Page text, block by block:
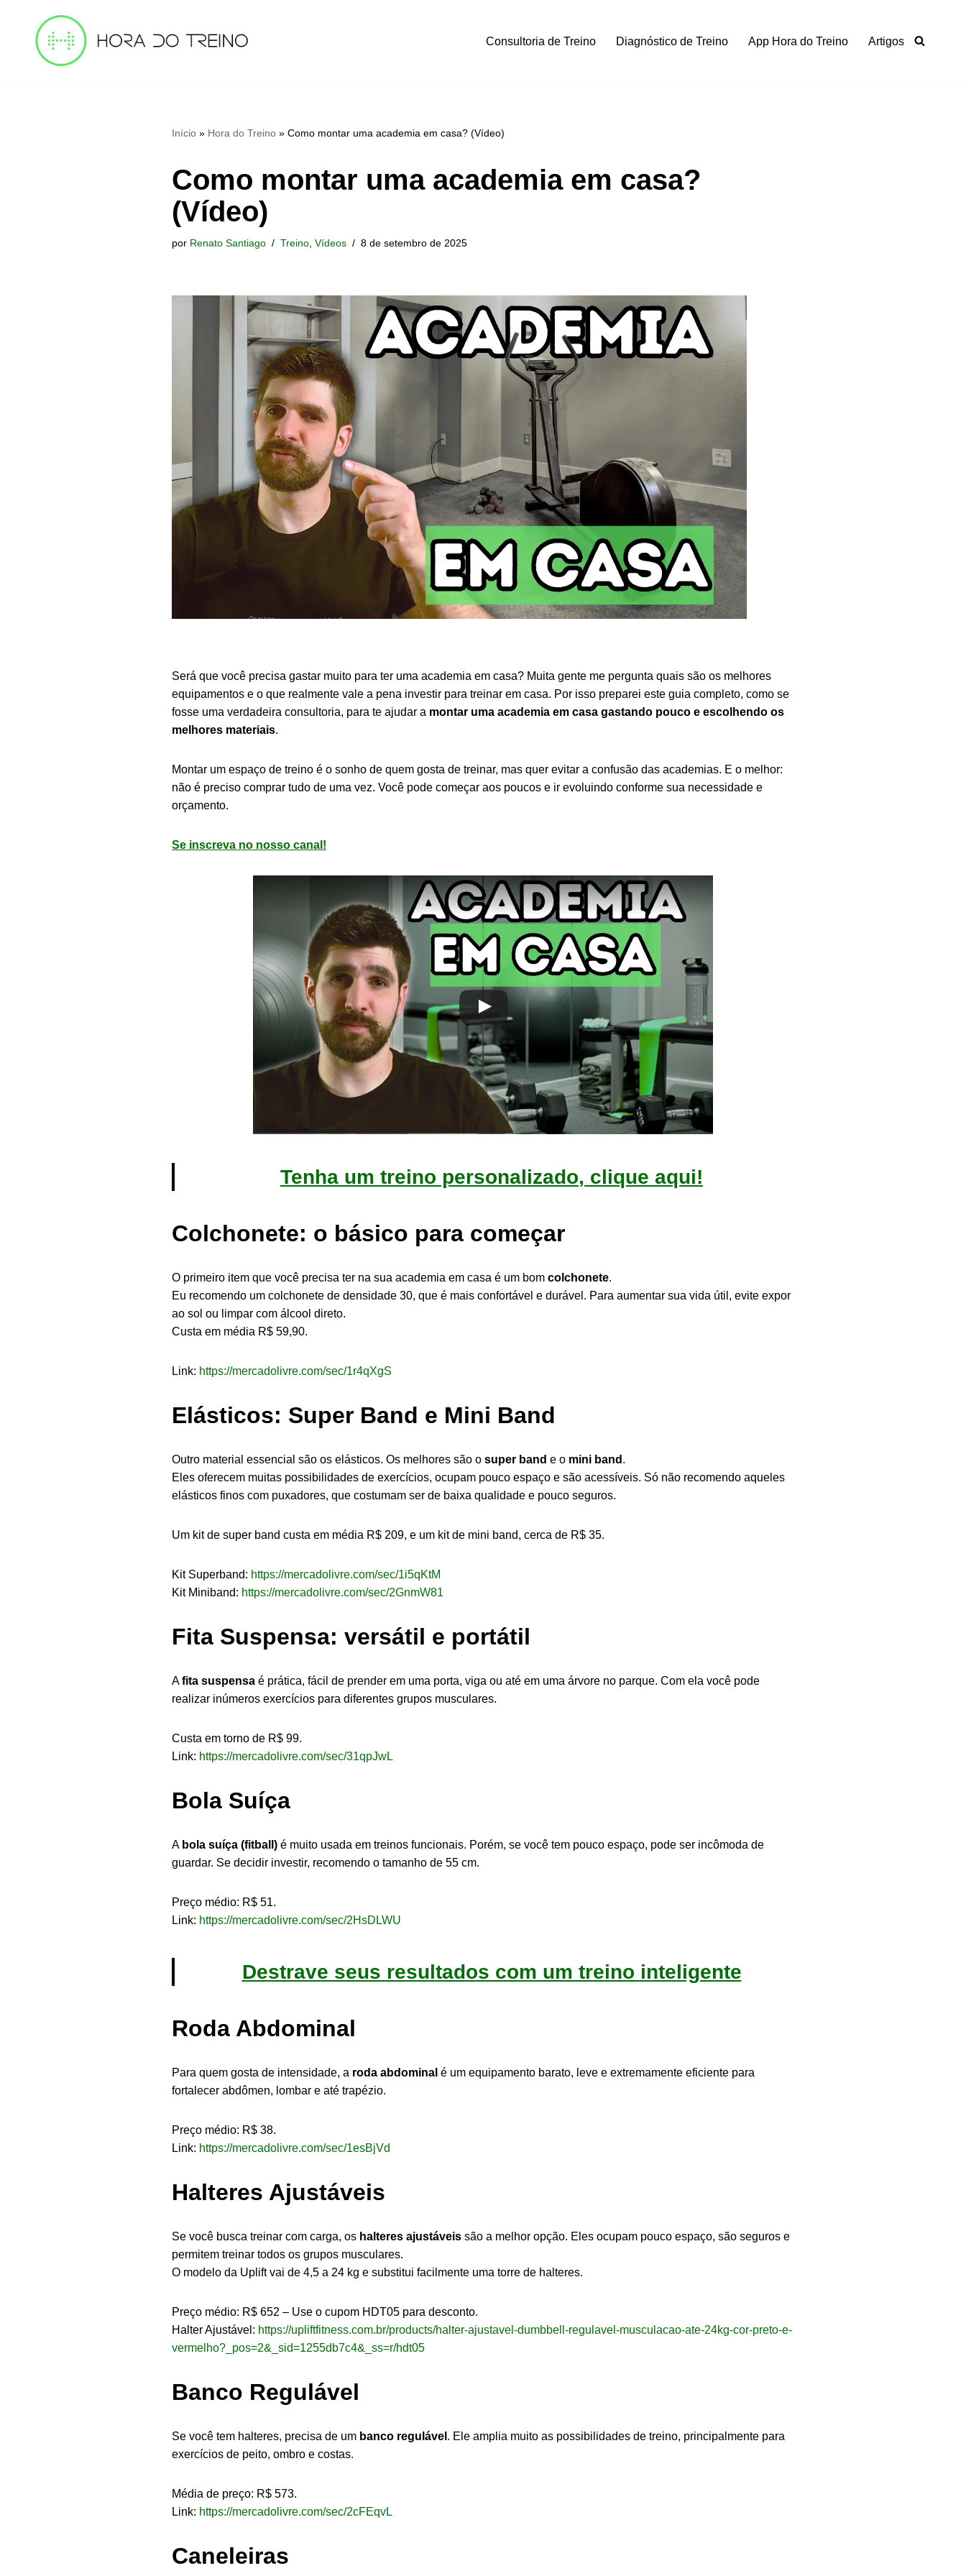
Pular
Consultoria de Treino Diagnóstico de Treino App Hora do Treino Artigos
Início » Hora do Treino » Como montar uma academia em casa? (Vídeo)
Como montar uma academia em casa?
(Vídeo)
por Renato Santiago Treino, Vídeos 8 de setembro de 2025
Será que você precisa gastar muito para ter uma academia em casa? Muita gente me pergunta quais são os melhores
equipamentos e o que realmente vale a pena investir para treinar em casa. Por isso preparei este guia completo, como se
fosse uma verdadeira consultoria, para te ajudar a montar uma academia em casa gastando pouco e escolhendo os
melhores materiais.
Montar um espaço de treino é o sonho de quem gosta de treinar, mas quer evitar a confusão das academias. E o melhor:
não é preciso comprar tudo de uma vez. Você pode começar aos poucos e ir evoluindo conforme sua necessidade e
orçamento.
Se inscreva no nosso canal!
Tenha um treino personalizado, clique aqui!
Colchonete: o básico para começar
O primeiro item que você precisa ter na sua academia em casa é um bom colchonete.
Eu recomendo um colchonete de densidade 30, que é mais confortável e durável. Para aumentar sua vida útil, evite expor
ao sol ou limpar com álcool direto.
Custa em média R$ 59,90.
Link: https://mercadolivre.com/sec/1r4qXgS
Elásticos: Super Band e Mini Band
Outro material essencial são os elásticos. Os melhores são o super band e o mini band .
Eles oferecem muitas possibilidades de exercícios, ocupam pouco espaço e são acessíveis. Só não recomendo aqueles
elásticos finos com puxadores, que costumam ser de baixa qualidade e pouco seguros.
Um kit de super band custa em média R$ 209, e um kit de mini band, cerca de R$ 35.
Kit Superband: https://mercadolivre.com/sec/1i5qKtM
Kit Miniband: https://mercadolivre.com/sec/2GnmW81
Fita Suspensa: versátil e portátil
Afita suspensa é prática, fácil de prender em uma porta, viga ou até em uma árvore no parque. Com ela você pode
realizar inúmeros exercícios para diferentes grupos musculares.
Custa em torno de R$ 99.
Link: https://mercadolivre.com/sec/31qpJwL
Bola Suíça
A bola suíça (fitball) é muito usada em treinos funcionais. Porém, se você tem pouco espaço, pode ser incômoda de
guardar. Se decidir investir, recomendo o tamanho de 55 cm.
Preço médio: R$ 51.
Link: https://mercadolivre.com/sec/2HsDLWU
Destrave seus resultados com um treino inteligente
Roda Abdominal
Para quem gosta de intensidade, a roda abdominal é um equipamento barato, leve e extremamente eficiente para
fortalecer abdômen, lombar e até trapézio.
Preço médio: R$ 38.
Link: https://mercadolivre.com/sec/1esBjVd
Halteres Ajustáveis
Se você busca treinar com carga, os halteres ajustáveis são a melhor opção. Eles ocupam pouco espaço, são seguros e
permitem treinar todos os grupos musculares.
O modelo da Uplift vai de 4,5 a 24 kg e substitui facilmente uma torre de halteres.
Preço médio: R$ 652 – Use o cupom HDT05 para desconto.
Halter Ajustável: https://upliftfitness.com.br/products/halter-ajustavel-dumbbell-regulavel-musculacao-ate-24kg-cor-preto-e-
vermelho?_pos=2&_sid=1255db7c4&_ss=r/hdt05
Banco Regulável
Se você tem halteres, precisa de um banco regulável . Ele amplia muito as possibilidades de treino, principalmente para
exercícios de peito, ombro e costas.
Média de preço: R$ 573.
Link: https://mercadolivre.com/sec/2cFEqvL
Caneleiras